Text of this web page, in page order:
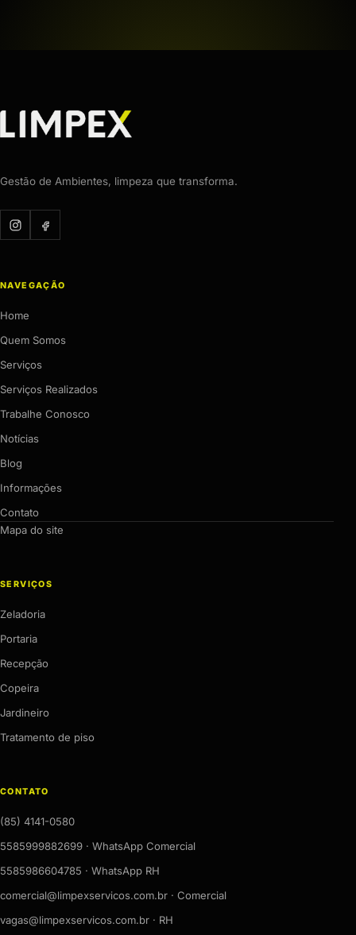
Gestão de Ambientes, limpeza que transforma.
NAVEGAÇÃO
Home
Quem Somos
Serviços
Serviços Realizados
Trabalhe Conosco
Notícias
Blog
Informações
Contato
Mapa do site
SERVIÇOS
Zeladoria
Portaria
Recepção
Copeira
Jardineiro
Tratamento de piso
CONTATO
(85) 4141-0580
5585999882699 · WhatsApp Comercial
5585986604785 · WhatsApp RH
comercial@limpexservicos.com.br · Comercial
vagas@limpexservicos.com.br · RH